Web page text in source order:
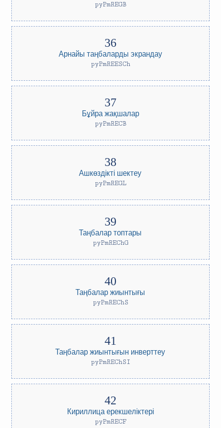
pyPmREGB
Арнайы таңбаларды экрандау
pyPmREESCh
Бұйра жақшалар
pyPmRECB
Ашкөздікті шектеу
pyPmREGL
Таңбалар топтары
pyPmREChG
Таңбалар жиынтығы
pyPmREChS
Таңбалар жиынтығын инверттеу
pyPmREChSI
Кириллица ерекшеліктері
pyPmRECF